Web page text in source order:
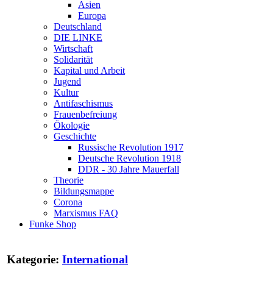
Asien
Europa
Deutschland
DIE LINKE
Wirtschaft
Solidarität
Kapital und Arbeit
Jugend
Kultur
Antifaschismus
Frauenbefreiung
Ökologie
Geschichte
Russische Revolution 1917
Deutsche Revolution 1918
DDR - 30 Jahre Mauerfall
Theorie
Bildungsmappe
Corona
Marxismus FAQ
Funke Shop
Kategorie: International